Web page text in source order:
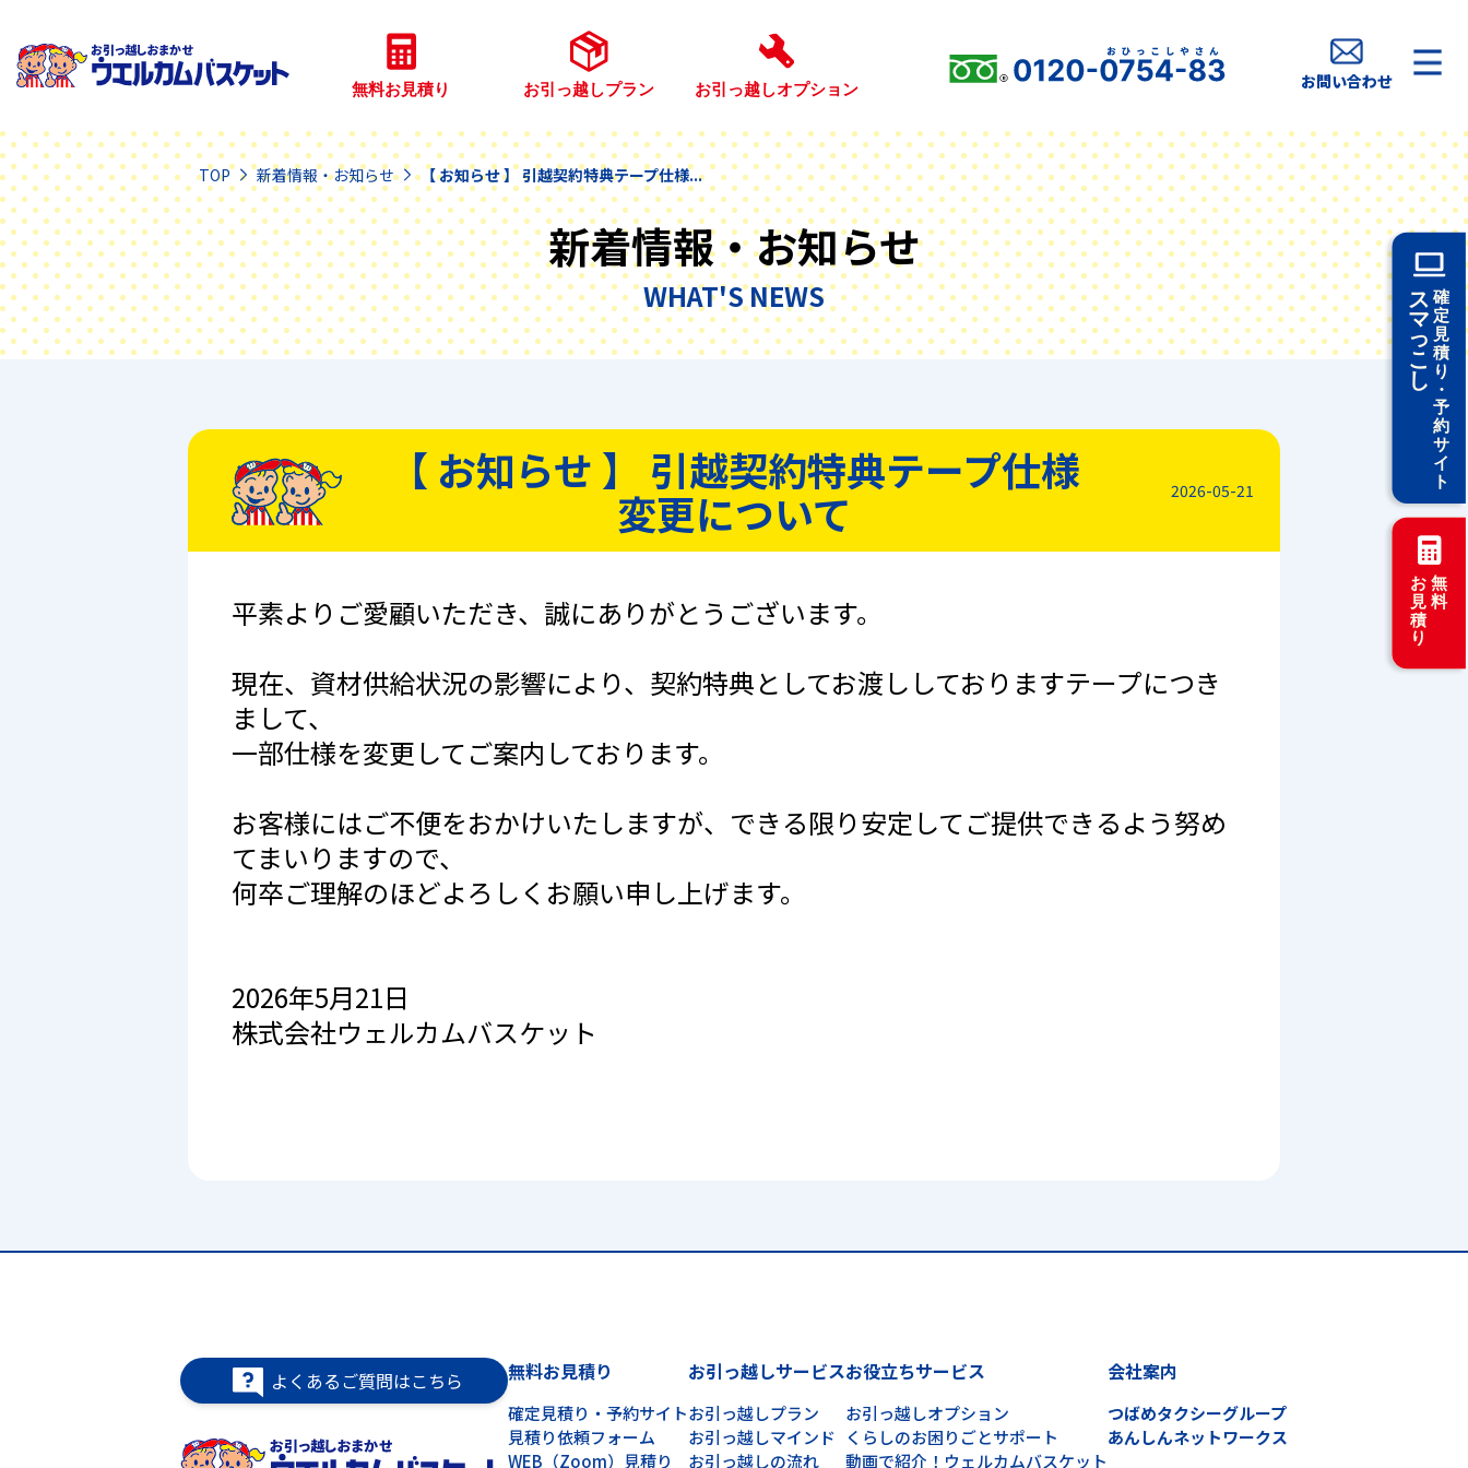
無料見積 お引っ越しプラン お引っ越しオプション
お問い合わせ
TOP 新着情報・お知らせ 【 お知らせ 】 引越契約特典テープ仕様...
新着情報・お知らせ
WHAT'S NEWS
【 お知らせ 】 引越契約特典テープ仕様
変更について 2026-05-21
平素よりご愛顧いただき、誠にありがとうございます。
現在、資材供給状況の影響により、契約特典としてお渡ししておりますテープにつき
まして、
一部仕様を変更してご案内しております。
お客様にはご不便をおかけいたしますが、できる限り安定してご提供できるよう努め
てまいりますので、
何卒ご理解のほどよろしくお願い申し上げます。
2026年5月21日
株式会社ウェルカムバスケット
よくあるご質問はこちら 無料お見積り
確定見積り・予約サイト
見積り依頼フォーム
WEB（Zoom）見積り
お引っ越しサービス
お引っ越しプラン
お引っ越しマインド
お引っ越しの流れ
お役立ちサービス
お引っ越しオプション
くらしのお困りごとサポート
動画で紹介！ウェルカムバスケット
会社案内
つばめタクシーグループ
あんしんネットワークス